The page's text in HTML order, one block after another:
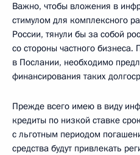
Важно, чтобы вложения в
стимулом для комплексного
России, тянули бы за собой
со стороны частного бизнеса.
в Послании, необходимо
финансирования таких
Прежде всего имею в виду
кредиты по низкой ставке
с льготным периодом
средства будут привлекать